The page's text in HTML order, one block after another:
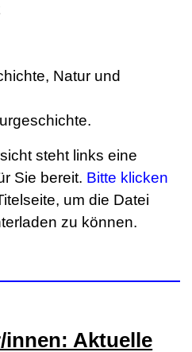
Natur und
steht links eine
Sie bereit. Bitte klicken
um die Datei
zu können.
innen: Aktuelle